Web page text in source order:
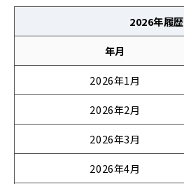
2026年履歴
年月
2026年1月
2026年2月
2026年3月
2026年4月